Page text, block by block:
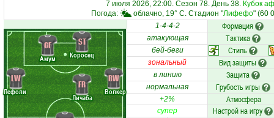
7 июля 2026, 22:00. Сезон 78. День 38. Кубок
Погода:
облачно, 19° C. Стадион "Лифефо" (60
Лефоли
Личаба
Волкер
Амум Коросец
LW
FR
RW
CF ST
1-4-4-2 Формация
атакующая Тактика
бей-беги Стиль
зональный Вид защиты
в линию Защита
нормальная Грубость игры
+2% Атмосфера
супер Настрой на игру